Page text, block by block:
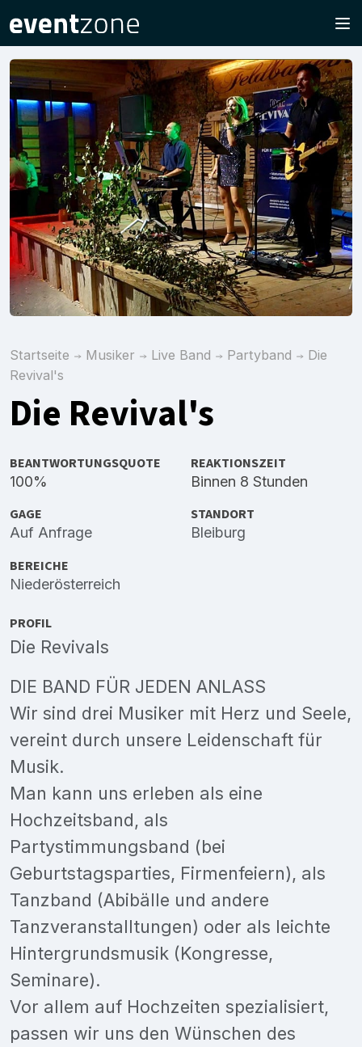
Startseite Musiker Live Band Partyband
Die
Revival's
Die Revival's
BEANTWORTUNGSQUOTE
100%
REAKTIONSZEIT
Binnen 8 Stunden
GAGE
Auf Anfrage
STANDORT
Bleiburg
BEREICHE
Niederösterreich
PROFIL
Die Revivals
DIE BAND FÜR JEDEN ANLASS
Wir sind drei Musiker mit Herz und Seele,
vereint durch unsere Leidenschaft für
Musik.
Man kann uns erleben als eine
Hochzeitsband, als
Partystimmungsband (bei
Geburtstagsparties, Firmenfeiern), als
Tanzband (Abibälle und andere
Tanzveranstalltungen) oder als leichte
Hintergrundsmusik (Kongresse,
Seminare).
Vor allem auf Hochzeiten spezialisiert,
passen wir uns den Wünschen des